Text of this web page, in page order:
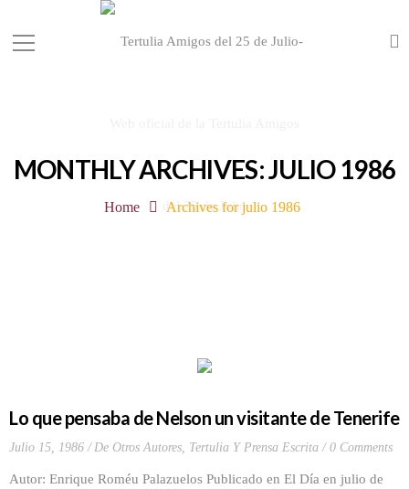
MONTHLY ARCHIVES: JULIO 1986
Home Archives for julio 1986
Lo que pensaba de Nelson un visitante de Tenerife
Julio 15, 1986 De Otros Autores, Tertulia Y Prensa Escrita 0 Comments
Autor: Enrique Roméu Palazuelos Publicado en El Día en julio de